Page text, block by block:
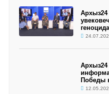
Архыз24
Архыз24
Победы